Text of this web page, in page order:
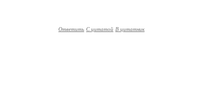
Ответить С цитатой В цитатник